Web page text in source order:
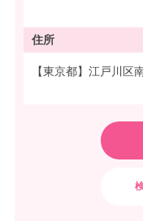
住所
【東京都】江戸川区